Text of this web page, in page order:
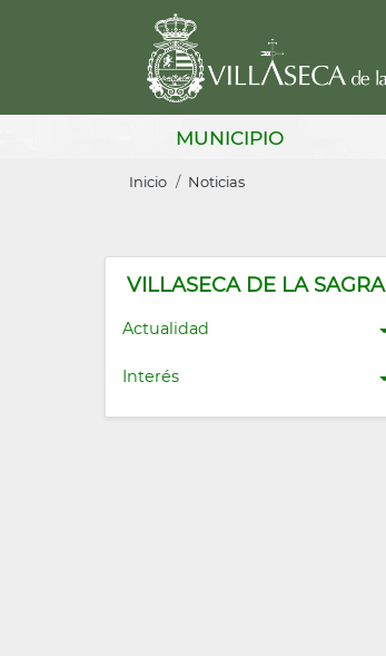
MUNICIPIO
Sobrescribir
de
ayuda
a
la
Inicio Noticias
VILLASECA DE LA SAGRA
Actualidad
Interés